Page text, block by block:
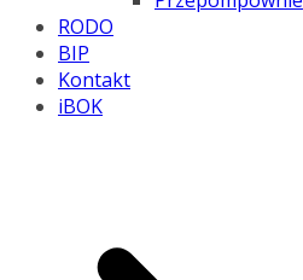
RODO
BIP
Kontakt
iBOK